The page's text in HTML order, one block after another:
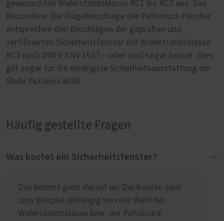
gewünschten Widerstandsklasse RC1 bis RC3 aus. Das
Besondere: Die Flügelbeschläge der PaXsecura-Fenster
entsprechen den Beschlägen der geprüften und
zertifizierten Sicherheitsfenster der Widerstandsklasse
RC2 nach DIN V ENV 1627 – oder sind sogar besser. Dies
gilt sogar für die niedrigste Sicherheitsausstattung der
Stufe PaXsecura050.
Häufig gestellte Fragen
Was kostet ein Sicherheitsfenster?
Das kommt ganz darauf an. Die Kosten sind
zum Beispiel abhängig von der Wahl der
Widerstandsklasse bzw. der PaXsecura